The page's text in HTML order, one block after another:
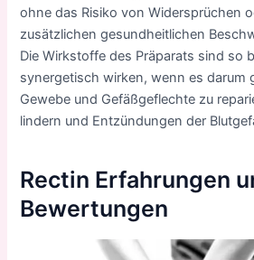
ohne das Risiko von Widersprüchen
zusätzlichen gesundheitlichen
Die Wirkstoffe des Präparats sind so
synergetisch wirken, wenn es darum
Gewebe und Gefäßgeflechte zu
lindern und Entzündungen der
Rectin Erfahrungen
Bewertungen